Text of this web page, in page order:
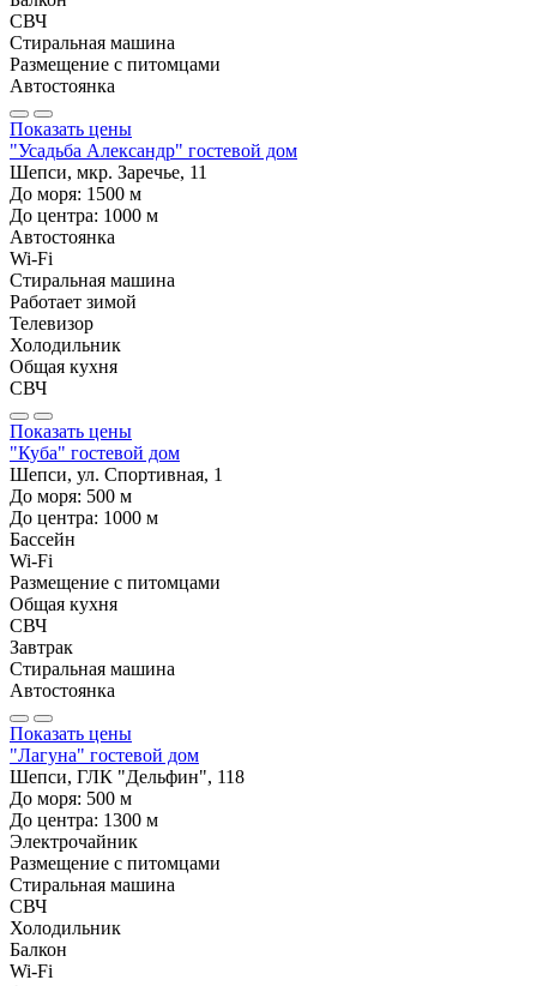
СВЧ
Стиральная машина
Размещение с питомцами
Автостоянка
Показать цены
"Усадьба Александр" гостевой дом
Шепси, мкр. Заречье, 11
До моря: 1500 м
До центра: 1000 м
Автостоянка
Wi-Fi
Стиральная машина
Работает зимой
Телевизор
Холодильник
Общая кухня
СВЧ
Показать цены
"Куба" гостевой дом
Шепси, ул. Спортивная, 1
До моря: 500 м
До центра: 1000 м
Бассейн
Wi-Fi
Размещение с питомцами
Общая кухня
СВЧ
Завтрак
Стиральная машина
Автостоянка
Показать цены
"Лагуна" гостевой дом
Шепси, ГЛК "Дельфин", 118
До моря: 500 м
До центра: 1300 м
Электрочайник
Размещение с питомцами
Стиральная машина
СВЧ
Холодильник
Балкон
Wi-Fi